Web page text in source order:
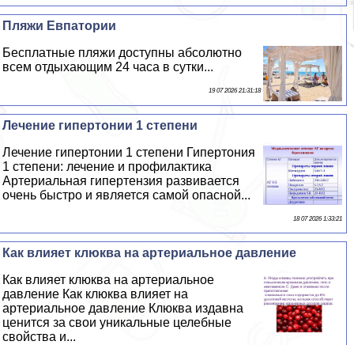
Пляжи Евпатории
Бесплатные пляжи доступны абсолютно
всем отдыхающим 24 часа в сутки...
19 07 2026 21:31:18
Лечение гипертонии 1 степени
Лечение гипертонии 1 степени Гипертония
1 степени: лечение и профилактика
Артериальная гипертензия развивается
очень быстро и является самой опасной...
18 07 2026 1:33:21
Как влияет клюква на артериальное давление
Как влияет клюква на артериальное
давление Как клюква влияет на
артериальное давление Клюква издавна
ценится за свои уникальные целебные
свойства и...